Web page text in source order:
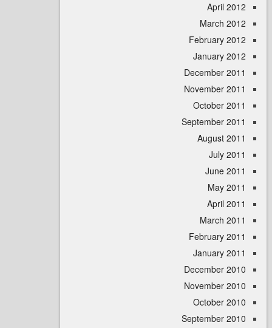
April
March
February
January
December
November
October
September
August
July
June
May
April
March
February
January
December
November
October
September